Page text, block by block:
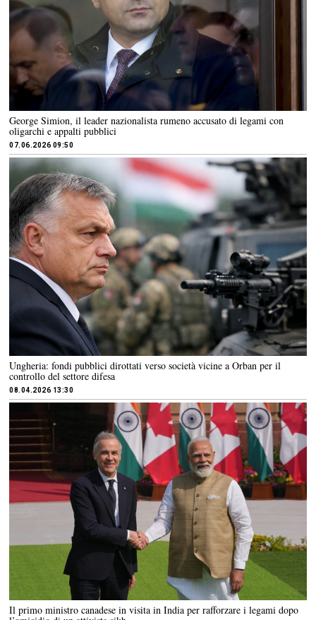
George Simion, il leader nazionalista rumeno accusato di legami con
oligarchi e appalti pubblici
07.06.2026 09:50
Ungheria: fondi pubblici dirottati verso società vicine a Orban per il
controllo del settore difesa
08.04.2026 13:30
Il primo ministro canadese in visita in India per rafforzare i legami dopo